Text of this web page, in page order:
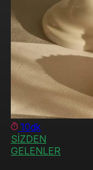
10dk
SİZDEN
GELENLER